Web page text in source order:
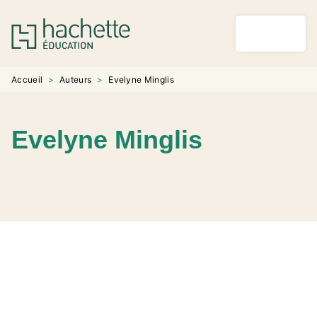
MENU RECHERCHE
PIED DE PAGE
Accueil > Auteurs > Evelyne Minglis
Evelyne Minglis